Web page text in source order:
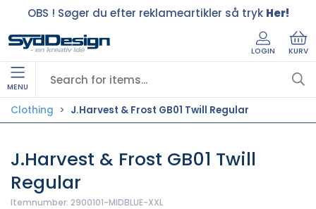
OBS ! Søger du efter reklameartikler så tryk Her!
LOGIN KURV
MENU
Clothing J.Harvest & Frost GB01 Twill Regular
J.Harvest & Frost GB01 Twill
Regular
Itemnumber: 2900101-MIDBLUE-XXL